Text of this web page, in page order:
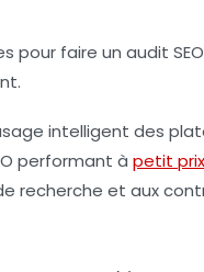
pour faire un audit
intelligent des
performant à petit prix
recherche et aux